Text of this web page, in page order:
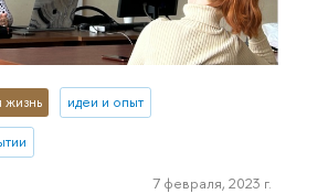
жизнь идеи и опыт
7 февраля, 2023 г.